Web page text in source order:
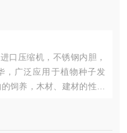
口压缩机，不锈钢内胆，
，广泛应用于植物种子发
饲养，木材、建材的性能